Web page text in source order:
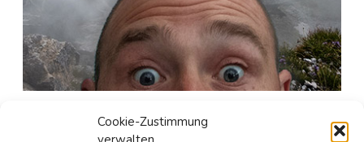
Cookie-Zustimmung
Seit gut 25 Jahren ist er in den unergründlichen Weiten